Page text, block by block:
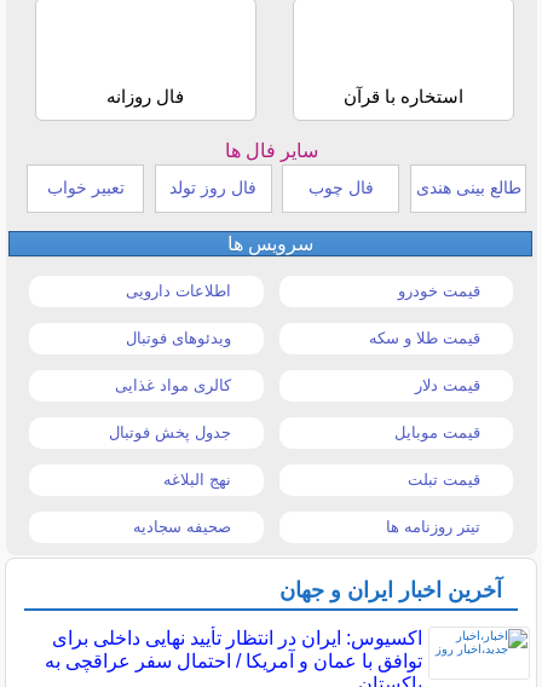
استخاره با قرآن فال روزانه
سایر فال ها
طالع بینی هندی فال چوب فال روز تولد تعبیر خواب
سرویس ها
قیمت خودرو اطلاعات دارویی
قیمت طلا و سکه ویدئوهای فوتبال
قیمت دلار کالری مواد غذایی
قیمت موبایل جدول پخش فوتبال
قیمت تبلت نهج البلاغه
تیتر روزنامه ها صحیفه سجادیه
آخرین اخبار ایران و جهان
اکسیوس: ایران در انتظار تأیید نهایی داخلی برای
توافق با عمان و آمریکا / احتمال سفر عراقچی به